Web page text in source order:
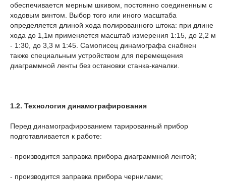
обеспечивается мерным шкивом, постоянно соединенным с
ходовым винтом. Выбор того или иного масштаба
определяется длиной хода полированного штока: при длине
хода до 1,1м применяется масштаб измерения 1:15, до 2,2 м
- 1:30, до 3,3 м 1:45. Самописец динамографа снабжен
также специальным устройством для перемещения
диаграммной ленты без остановки станка-качалки.
1.2. Технология динамографирования
Перед динамографированием тарированный прибор
подготавливается к работе:
- производится заправка прибора диаграммной лентой;
- производится заправка прибора чернилами;